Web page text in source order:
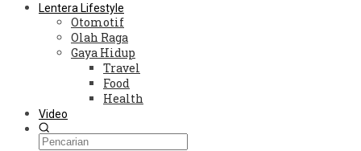
Lentera Lifestyle
Otomotif
Olah Raga
Gaya Hidup
Travel
Food
Health
Video